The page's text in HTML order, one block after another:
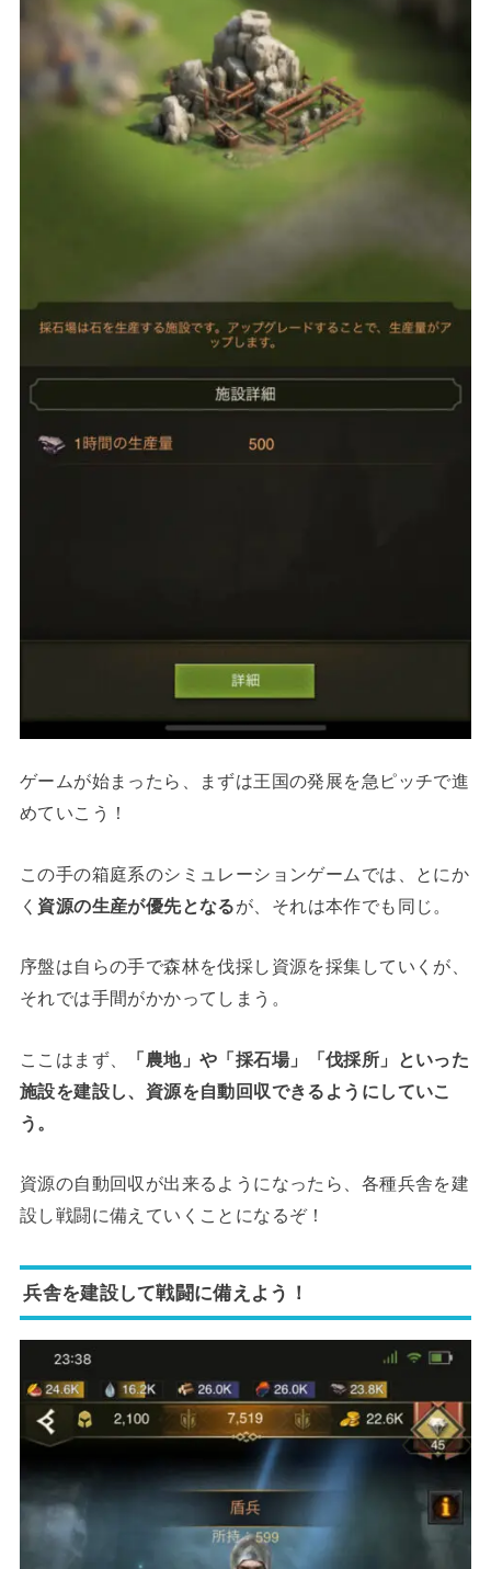
ゲームが始まったら、まずは王国の発展を急ピッチで進
めていこう！
この手の箱庭系のシミュレーションゲームでは、とにか
く 資源の生産が優先となるが、それは本作でも同じ。
序盤は自らの手で森林を伐採し資源を採集していくが、
それでは手間がかかってしまう。
ここはまず、
「農地」や「採石場」「伐採所」といった
施設を建設し、資源を自動回収できるようにしていこ
う。
資源の自動回収が出来るようになったら、各種兵舎を建
設し戦闘に備えていくことになるぞ！
兵舎を建設して戦闘に備えよう！